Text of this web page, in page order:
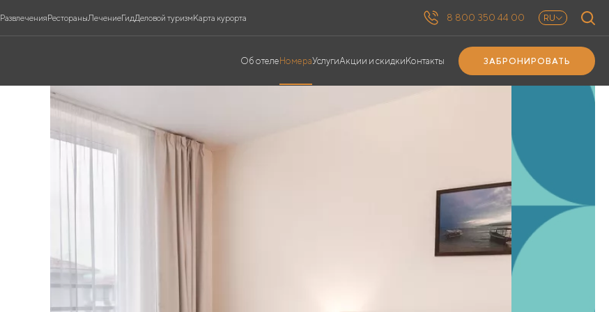
РазвлеченияРестораныЛечениеГидДеловой туризмКарта курорта 8 800 350 44 00 RU
Об отеле НомераУслугиАкции и скидкиКонтакты ЗАБРОНИРОВАТЬ